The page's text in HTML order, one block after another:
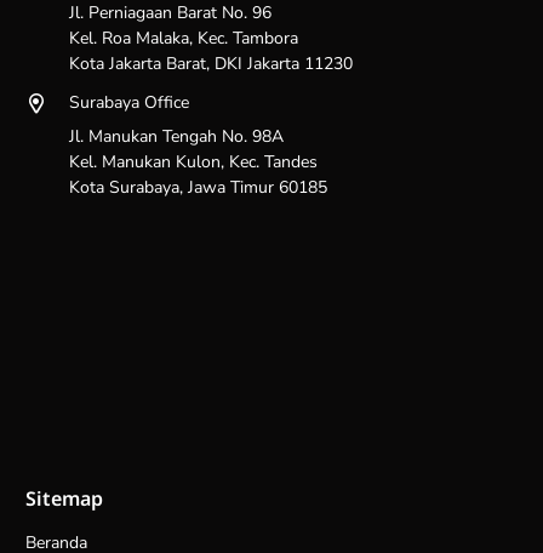
Jl. Perniagaan Barat No. 96
Kel. Roa Malaka, Kec. Tambora
Kota Jakarta Barat, DKI Jakarta 11230
Surabaya Office
Jl. Manukan Tengah No. 98A
Kel. Manukan Kulon, Kec. Tandes
Kota Surabaya, Jawa Timur 60185
Sitemap
Beranda